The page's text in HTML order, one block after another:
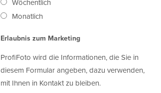
Wöchentlich
Monatlich
Erlaubnis zum Marketing
ProfiFoto wird die Informationen, die Sie in
diesem Formular angeben, dazu verwenden,
mit Ihnen in Kontakt zu bleiben.